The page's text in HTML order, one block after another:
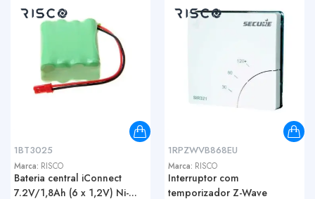
1BT3025
Marca: RISCO
Bateria central iConnect
7.2V/1,8Ah (6 x 1,2V) Ni-...
1RPZWVB868EU
Marca: RISCO
Interruptor com
temporizador Z-Wave